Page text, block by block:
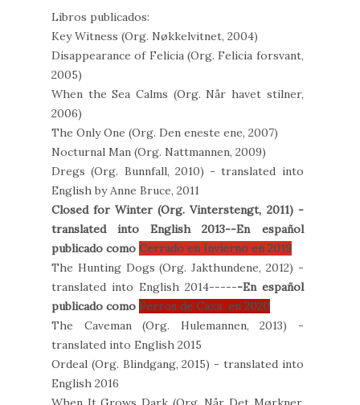
Libros publicados:
Key Witness (Org. Nøkkelvitnet, 2004)
Disappearance of Felicia (Org. Felicia forsvant,
2005)
When the Sea Calms (Org. Når havet stilner,
2006)
The Only One (Org. Den eneste ene, 2007)
Nocturnal Man (Org. Nattmannen, 2009)
Dregs (Org. Bunnfall, 2010) - translated into
English by Anne Bruce, 2011
Closed for Winter (Org. Vinterstengt, 2011) -
translated into English 2013--En español
publicado como Cerrado en Invierno en 2019
The Hunting Dogs (Org. Jakthundene, 2012) -
translated into English 2014------En español
publicado como Perros de Caza en 2020
The Caveman (Org. Hulemannen, 2013) -
translated into English 2015
Ordeal (Org. Blindgang, 2015) - translated into
English 2016